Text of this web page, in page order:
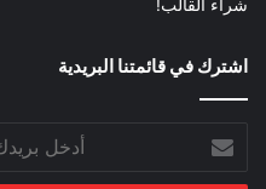
شراء القالب!
اشترك في قائمتنا البريدية
بريدك
الإلكتروني